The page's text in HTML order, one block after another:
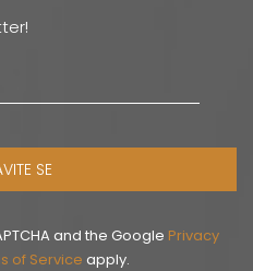
SE
and the Google Privacy
of Service apply.